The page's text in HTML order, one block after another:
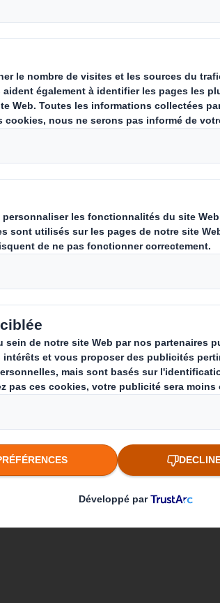
aider ?
Qui sommes-nous ?
Investisseurs
Développement durable
Actualité
Carrière